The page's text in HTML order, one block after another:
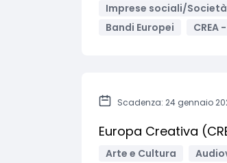
Imprese sociali/
Bandi Europei
CREA
Scadenza: 24 gennaio
Europa Creativa
Arte e Cultura